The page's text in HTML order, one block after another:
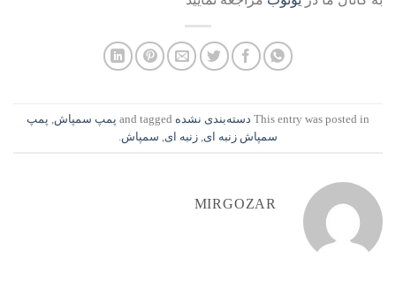
This entry was posted in دسته‌بندی نشده پمپ سمپاش پمپ
سمپاش زنبه ای زنبه ای سمپاش
MIRGOZAR